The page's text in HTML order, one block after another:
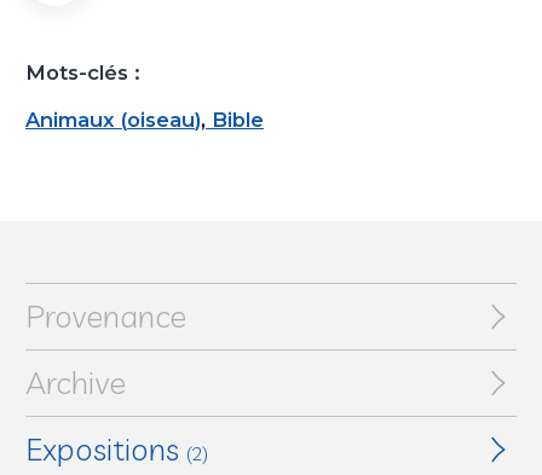
Mots-clés :
Animaux (oiseau), Bible
Provenance
Archive
Expositions (2)